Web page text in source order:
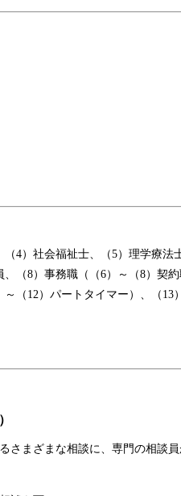
4）社会福祉士、（5）理学療法
（8）事務職（（6）～（8）契
（12）パートタイマー）、（13
まざまな相談に、専門の相談